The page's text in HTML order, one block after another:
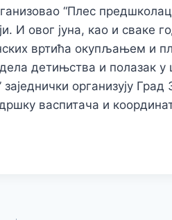
“Плес
И овог јуна, као и сваке
вртића окупљањем и
детињства и полазак у
организују
васпитача и